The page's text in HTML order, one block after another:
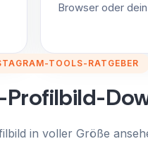
Browser oder
TOOLS-RATGEBER
in voller Größe